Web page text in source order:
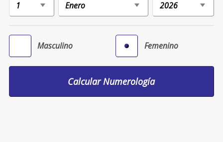
Masculino Femenino